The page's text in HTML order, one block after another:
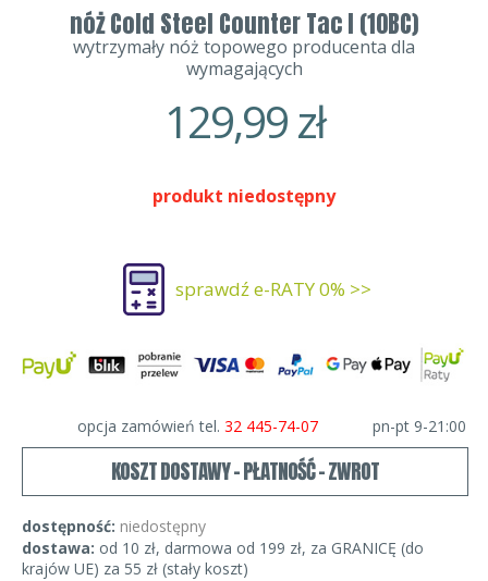
nóż Cold Steel Counter Tac I (10BC)
wytrzymały nóż topowego producenta dla
wymagających
129,99zł
produkt niedostępny
sprawdź e-RATY 0% >>
opcja zamówień tel. 32 445-74-07 pn-pt 9-21:00
KOSZT DOSTAWY - PŁATNOŚĆ - ZWROT
dostępność: niedostępny
dostawa: od 10 zł, darmowa od 199 zł, za GRANICĘ (do
krajów UE) za 55 zł (stały koszt)